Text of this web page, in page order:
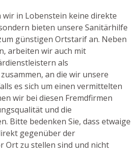
in Lobenstein keine direkte
bieten unsere Sanitärhilfe
günstigen Ortstarif an. Neben
arbeiten wir auch mit
als
an die wir unsere
es sich um einen vermittelten
wir bei diesen Fremdfirmen
und die
Bitte bedenken Sie, dass etwaige
gegenüber der
Ort zu stellen sind und nicht